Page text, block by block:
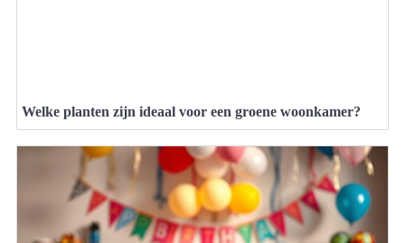
Welke planten zijn ideaal voor een groene woonkamer?